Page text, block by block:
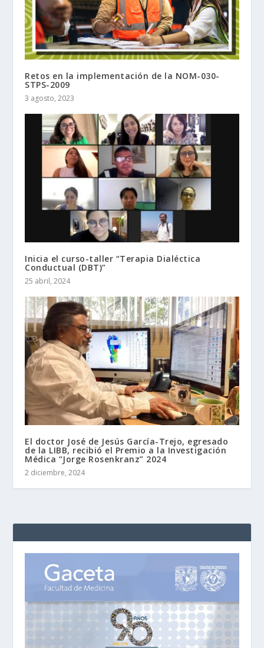
Retos en la implementación de la NOM-030-
STPS-2009
3 agosto, 2023
Inicia el curso-taller “Terapia Dialéctica
Conductual (DBT)”
25 abril, 2024
El doctor José de Jesús García-Trejo, egresado
de la LIBB, recibió el Premio a la Investigación
Médica “Jorge Rosenkranz” 2024
2 diciembre, 2024